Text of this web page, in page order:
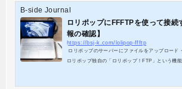
B-side Journal
ロリポップにFFFTPを使って接続
報の確認】
https://bsj-k.com/lolipop-ffftp
ロリポップのサーバーにファイルをアップロード
ロリポップ独自の「ロリポップ！FTP」という機